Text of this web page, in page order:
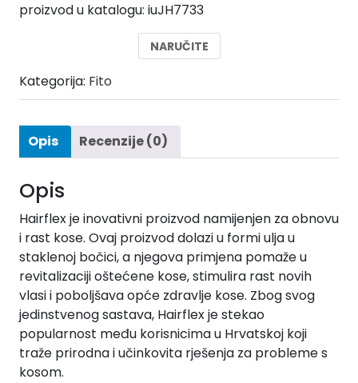
bila
je:
23,00 €.
proizvod u katalogu: iuJH7733
NARUČITE
Kategorija: Fito
Opis Recenzije (0)
Opis
Hairflex je inovativni proizvod namijenjen za obnovu
i rast kose. Ovaj proizvod dolazi u formi ulja u
staklenoj bočici, a njegova primjena pomaže u
revitalizaciji oštećene kose, stimulira rast novih
vlasi i poboljšava opće zdravlje kose. Zbog svog
jedinstvenog sastava, Hairflex je stekao
popularnost među korisnicima u Hrvatskoj koji
traže prirodna i učinkovita rješenja za probleme s
kosom.